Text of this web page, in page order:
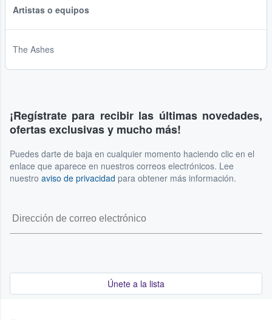
Artistas o equipos
The Ashes
¡Regístrate para recibir las últimas novedades,
ofertas exclusivas y mucho más!
Puedes darte de baja en cualquier momento haciendo clic en el
enlace que aparece en nuestros correos electrónicos. Lee
nuestro aviso de privacidad para obtener más información.
Únete a la lista